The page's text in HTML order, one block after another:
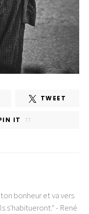
TWEET
IT 77
bonheur et va vers
s'habitueront." - René